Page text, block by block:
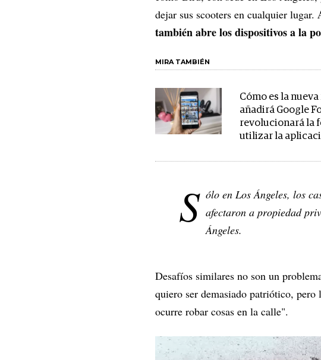
dejar sus scooters en cualquier lugar.
también abre los dispositivos a la
MIRA TAMBIÉN
Cómo es la
añadirá Google
revolucionará la
utilizar la
S ólo en Los Ángeles, los
afectaron a propiedad
Ángeles.
Desafíos similares no son un
quiero ser demasiado patriótico,
ocurre robar cosas en la calle".